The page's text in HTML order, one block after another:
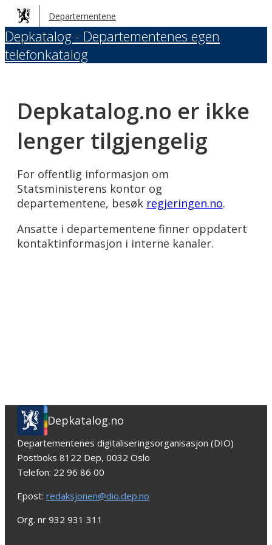
Hopp
til
hovedinnhold
Departementene
Depkatalog - Departementenes egen
telefonkatalog
Depkatalog.no er ikke
lenger tilgjengelig
For offentlig informasjon om
Statsministerens kontor og
departementene, besøk regjeringen.no.
Ansatte i departementene finner oppdatert
kontaktinformasjon i interne kanaler.
Depkatalog.no
Departementenes digitaliseringsorganisasjon (DIO)
Postboks 8122 Dep, 0032 Oslo
Telefon: 22 96 86 00
Epost: redaksjonen@dio.dep.no
Org. nr 932 931 311